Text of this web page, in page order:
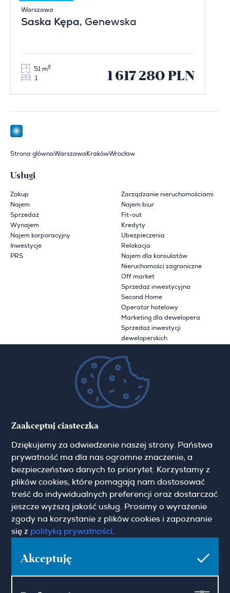
Warszawa
Saska Kępa, Genewska
51 m2
1 1 617 280 PLN
Strona głównaWarszawa KrakówWrocław
Usługi
Zakup
Najem
Sprzedaż
Wynajem
Najem korporacyjny
Inwestycje
PRS
Zarządzanie nieruchomościami
Najem biur
Fit-out
Kredyty
Ubezpieczenia
Relokacja
Najem dla konsulatów
Nieruchomości zagraniczne
Off market
Sprzedaż inwestycyjna
Second Home
Operator hotelowy
Marketing dla dewelopera
Sprzedaż inwestycji
deweloperskich
Przydatne linki Warszawa
Jak reklamujemy twoją
nieruchomość
Miejskie przewodniki
Polityka prywatności
O Hamilton May
O nas
Kariera
Aktualności
Blog
Kontakt
Zaakceptuj ciasteczka
Dziękujemy za odwiedzenie naszej strony. Państwa
prywatność ma dla nas ogromne znaczenie, a
bezpieczeństwo danych to priorytet. Korzystamy z
plików cookies, które pomagają nam dostosować
treść do indywidualnych preferencji oraz dostarczać
jeszcze wyższą jakość usług. Prosimy o wyrażenie
zgody na korzystanie z plików cookies i zapoznanie
się z polityką prywatności
Akceptuję